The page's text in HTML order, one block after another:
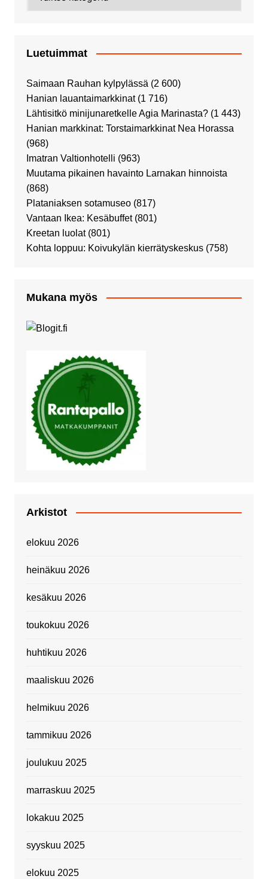
Luetuimmat
Saimaan Rauhan kylpylässä (2 600)
Hanian lauantaimarkkinat (1 716)
Lähtisitkö minijunaretkelle Agia Marinasta? (1 443)
Hanian markkinat: Torstaimarkkinat Nea Horassa
(968)
Imatran Valtionhotelli (963)
Muutama pikainen havainto Larnakan hinnoista
(868)
Plataniaksen sotamuseo (817)
Vantaan Ikea: Kesäbuffet (801)
Kreetan luolat (801)
Kohta loppuu: Koivukylän kierrätyskeskus (758)
Mukana myös
Arkistot
elokuu 2026
heinäkuu 2026
kesäkuu 2026
toukokuu 2026
huhtikuu 2026
maaliskuu 2026
helmikuu 2026
tammikuu 2026
joulukuu 2025
marraskuu 2025
lokakuu 2025
syyskuu 2025
elokuu 2025